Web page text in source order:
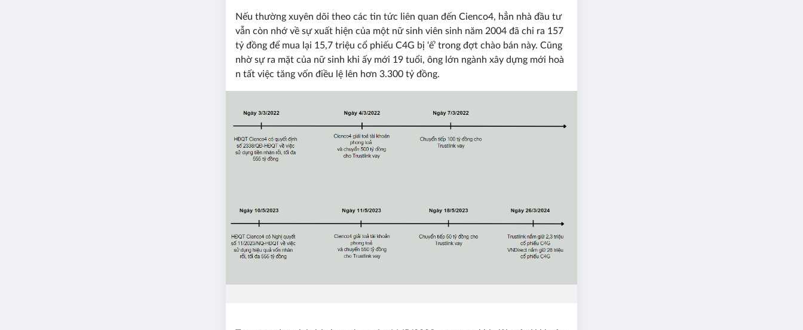
Nếu thường xuyên dõi theo các tin tức liên quan đến Cienco4, hẳn nhà đầu tư
vẫn còn nhớ về sự xuất hiện của một nữ sinh viên sinh năm 2004 đã chi ra 157
tỷ đồng để mua lại 15,7 triệu cổ phiếu C4G bị ‘ế’ trong đợt chào bán này. Cũng
nhờ sự ra mặt của nữ sinh khi ấy mới 19 tuổi, ông lớn ngành xây dựng mới hoà
n tất việc tăng vốn điều lệ lên hơn 3.300 tỷ đồng.